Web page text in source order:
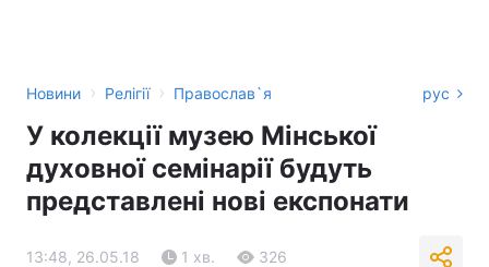
Новини › Релігії › Православ`я рус
У колекції музею Мінської
духовної семінарії будуть
представлені нові експонати
13:48, 26.05.18 1 хв. 326